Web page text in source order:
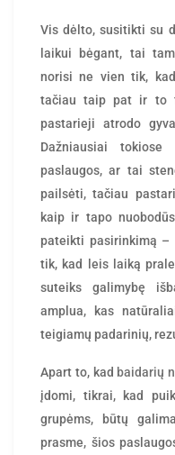
Vis dėlto, susitikti su
laikui bėgant, tai
norisi ne vien tik,
tačiau taip pat ir to
pastarieji atrodo
Dažniausiai tokiose
paslaugos, ar tai
pailsėti, tačiau
kaip ir tapo
pateikti pasirinkimą –
tik, kad leis laiką
suteiks galimybę
amplua, kas
teigiamų padarinių,
Apart to, kad baidarių
įdomi, tikrai, kad
grupėms, būtų
prasme, šios